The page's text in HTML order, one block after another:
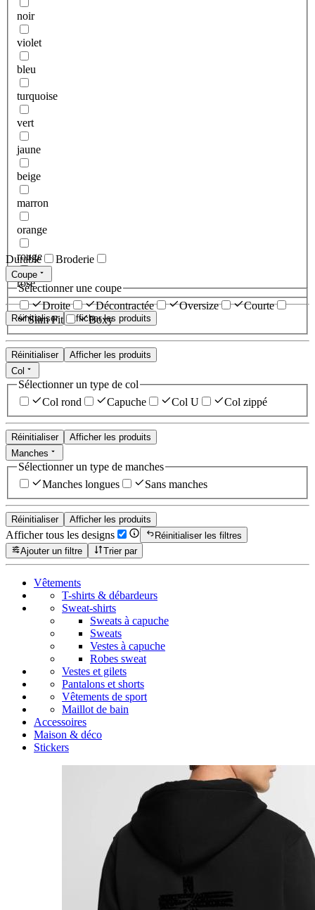
noir
violet
bleu
turquoise
vert
jaune
beige
marron
orange
rouge
rose
Réinitialiser Afficher les produits
Durable Broderie
Coupe
Sélectionner une coupe
Droite
Décontractée Oversize
Courte
Slim Fit
Boxy
Réinitialiser
Afficher les produits
Col
Sélectionner un type de col
Col rond
Capuche Col U Col zippé
Réinitialiser
Afficher les produits
Manches
Sélectionner un type de manches
Manches longues
Sans manches
Réinitialiser Afficher les produits
Afficher tous les designs
Réinitialiser les filtres
Ajouter un filtre
Trier par
Vêtements
T-shirts & débardeurs
Sweat-shirts
Sweats à capuche
Sweats
Vestes à capuche
Robes sweat
Vestes et gilets
Pantalons et shorts
Vêtements de sport
Maillot de bain
Accessoires
Maison & déco
Stickers